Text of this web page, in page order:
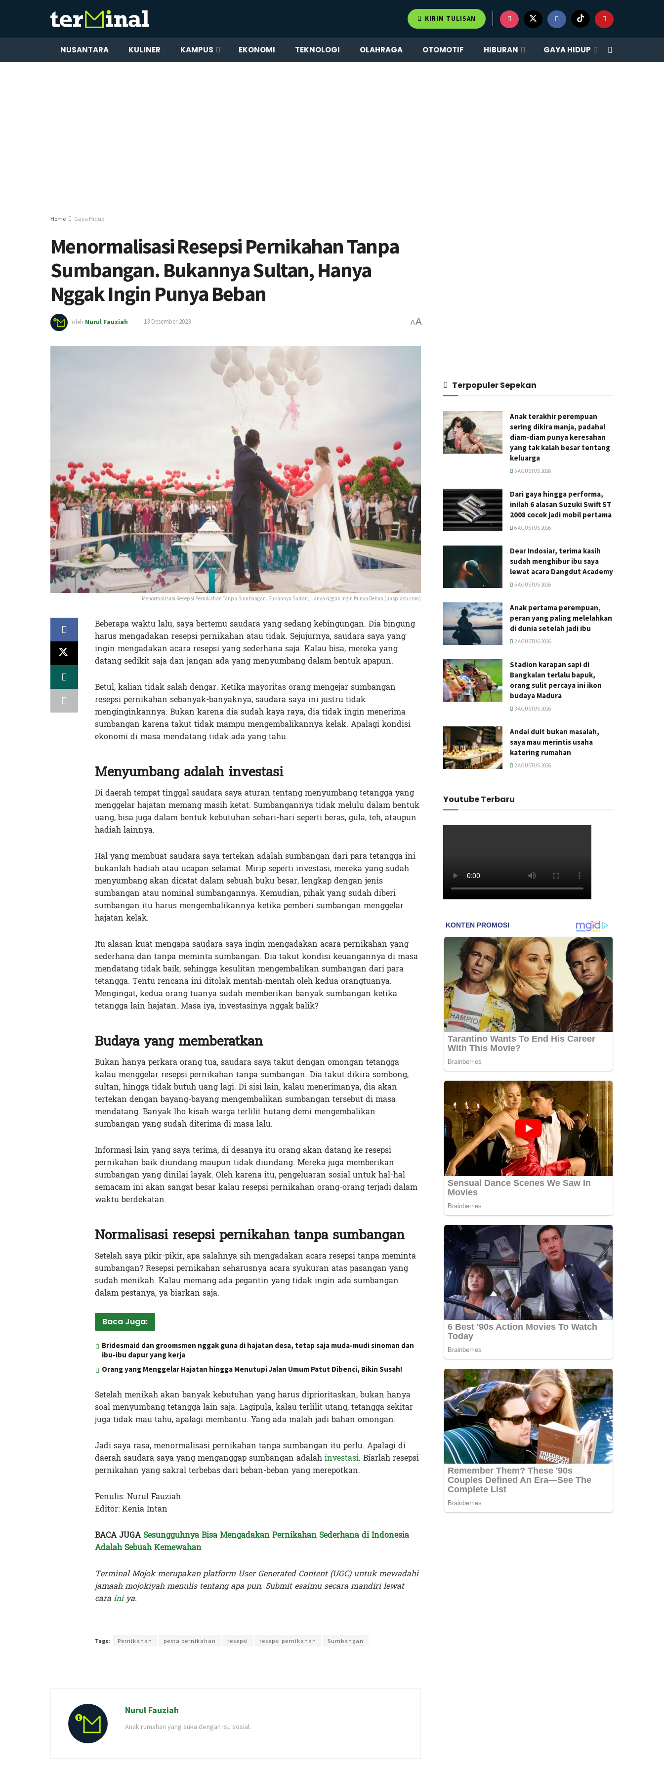
KIRIM TULISAN
NUSANTARA KULINER KAMPUS EKONOMI TEKNOLOGI OLAHRAGA OTOMOTIF HIBURAN GAYA HIDUP
Home Gaya Hidup
Menormalisasi Resepsi Pernikahan Tanpa
Sumbangan. Bukannya Sultan, Hanya
Nggak Ingin Punya Beban
oleh Nurul Fauziah 13 Desember 2023 AA
Menormalisasi Resepsi Pernikahan Tanpa Sumbangan. Bukannya Sultan, Hanya Nggak Ingin Punya Beban (unsplash.com)
Beberapa waktu lalu, saya bertemu saudara yang sedang kebingungan. Dia bingung
harus mengadakan resepsi pernikahan atau tidak. Sejujurnya, saudara saya yang
ingin mengadakan acara resepsi yang sederhana saja. Kalau bisa, mereka yang
datang sedikit saja dan jangan ada yang menyumbang dalam bentuk apapun.
Betul, kalian tidak salah dengar. Ketika mayoritas orang mengejar sumbangan
resepsi pernikahan sebanyak-banyaknya, saudara saya ini justru tidak
menginginkannya. Bukan karena dia sudah kaya raya, dia tidak ingin menerima
sumbangan karena takut tidak mampu mengembalikannya kelak. Apalagi kondisi
ekonomi di masa mendatang tidak ada yang tahu.
Menyumbang adalah investasi
Di daerah tempat tinggal saudara saya aturan tentang menyumbang tetangga yang
menggelar hajatan memang masih ketat. Sumbangannya tidak melulu dalam bentuk
uang, bisa juga dalam bentuk kebutuhan sehari-hari seperti beras, gula, teh, ataupun
hadiah lainnya.
Hal yang membuat saudara saya tertekan adalah sumbangan dari para tetangga ini
bukanlah hadiah atau ucapan selamat. Mirip seperti investasi, mereka yang sudah
menyumbang akan dicatat dalam sebuah buku besar, lengkap dengan jenis
sumbangan atau nominal sumbangannya. Kemudian, pihak yang sudah diberi
sumbangan itu harus mengembalikannya ketika pemberi sumbangan menggelar
hajatan kelak.
Itu alasan kuat mengapa saudara saya ingin mengadakan acara pernikahan yang
sederhana dan tanpa meminta sumbangan. Dia takut kondisi keuangannya di masa
mendatang tidak baik, sehingga kesulitan mengembalikan sumbangan dari para
tetangga. Tentu rencana ini ditolak mentah-mentah oleh kedua orangtuanya.
Mengingat, kedua orang tuanya sudah memberikan banyak sumbangan ketika
tetangga lain hajatan. Masa iya, investasinya nggak balik?
Budaya yang memberatkan
Bukan hanya perkara orang tua, saudara saya takut dengan omongan tetangga
kalau menggelar resepsi pernikahan tanpa sumbangan. Dia takut dikira sombong,
sultan, hingga tidak butuh uang lagi. Di sisi lain, kalau menerimanya, dia akan
tertekan dengan bayang-bayang mengembalikan sumbangan tersebut di masa
mendatang. Banyak lho kisah warga terlilit hutang demi mengembalikan
sumbangan yang sudah diterima di masa lalu.
Informasi lain yang saya terima, di desanya itu orang akan datang ke resepsi
pernikahan baik diundang maupun tidak diundang. Mereka juga memberikan
sumbangan yang dinilai layak. Oleh karena itu, pengeluaran sosial untuk hal-hal
semacam ini akan sangat besar kalau resepsi pernikahan orang-orang terjadi dalam
waktu berdekatan.
Normalisasi resepsi pernikahan tanpa sumbangan
Setelah saya pikir-pikir, apa salahnya sih mengadakan acara resepsi tanpa meminta
sumbangan? Resepsi pernikahan seharusnya acara syukuran atas pasangan yang
sudah menikah. Kalau memang ada pegantin yang tidak ingin ada sumbangan
dalam pestanya, ya biarkan saja.
Baca Juga:
Bridesmaid dan groomsmen nggak guna di hajatan desa, tetap saja muda-mudi sinoman dan
ibu-ibu dapur yang kerja
Orang yang Menggelar Hajatan hingga Menutupi Jalan Umum Patut Dibenci, Bikin Susah!
Setelah menikah akan banyak kebutuhan yang harus diprioritaskan, bukan hanya
soal menyumbang tetangga lain saja. Lagipula, kalau terlilit utang, tetangga sekitar
juga tidak mau tahu, apalagi membantu. Yang ada malah jadi bahan omongan.
Jadi saya rasa, menormalisasi pernikahan tanpa sumbangan itu perlu. Apalagi di
daerah saudara saya yang menganggap sumbangan adalahinvestasi. Biarlah resepsi
pernikahan yang sakral terbebas dari beban-beban yang merepotkan.
Penulis: Nurul Fauziah
Editor: Kenia Intan
BACA JUGA Sesungguhnya Bisa Mengadakan Pernikahan Sederhana di Indonesia
Adalah Sebuah Kemewahan
Terminal Mojok merupakan platform User Generated Content (UGC) untuk mewadahi
jamaah mojokiyah menulis tentang apa pun. Submit esaimu secara mandiri lewat
carainiya.
Tags: Pernikahan pesta pernikahan resepsi resepsi pernikahan Sumbangan
Nurul Fauziah
Anak rumahan yang suka dengan isu sosial.
Terpopuler Sepekan
Anak terakhir perempuan
sering dikira manja, padahal
diam-diam punya keresahan
yang tak kalah besar tentang
keluarga
5 AGUSTUS 2026
Dari gaya hingga performa,
inilah 6 alasan Suzuki Swift ST
2008 cocok jadi mobil pertama
6 AGUSTUS 2026
Dear Indosiar, terima kasih
sudah menghibur ibu saya
lewat acara Dangdut Academy
5 AGUSTUS 2026
Anak pertama perempuan,
peran yang paling melelahkan
di dunia setelah jadi ibu
2 AGUSTUS 2026
Stadion karapan sapi di
Bangkalan terlalu bapuk,
orang sulit percaya ini ikon
budaya Madura
3 AGUSTUS 2026
Andai duit bukan masalah,
saya mau merintis usaha
katering rumahan
2 AGUSTUS 2026
Youtube Terbaru